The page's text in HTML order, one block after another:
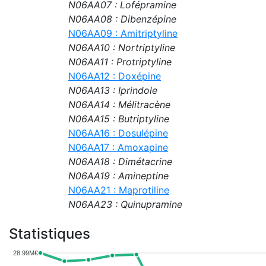
N06AA07 : Lofépramine
N06AA08 : Dibenzépine
N06AA09 : Amitriptyline
N06AA10 : Nortriptyline
N06AA11 : Protriptyline
N06AA12 : Doxépine
N06AA13 : Iprindole
N06AA14 : Mélitracène
N06AA15 : Butriptyline
N06AA16 : Dosulépine
N06AA17 : Amoxapine
N06AA18 : Dimétacrine
N06AA19 : Amineptine
N06AA21 : Maprotiline
N06AA23 : Quinupramine
Statistiques
28.99M€